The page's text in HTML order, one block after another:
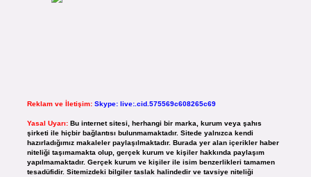
Reklam ve İletişim: Skype: live:.cid.575569c608265c69
Yasal Uyarı: Bu internet sitesi, herhangi bir marka, kurum veya şahıs
şirketi ile hiçbir bağlantısı bulunmamaktadır. Sitede yalnızca kendi
hazırladığımız makaleler paylaşılmaktadır. Burada yer alan içerikler haber
niteliği taşımamakta olup, gerçek kurum ve kişiler hakkında paylaşım
yapılmamaktadır. Gerçek kurum ve kişiler ile isim benzerlikleri tamamen
tesadüfidir. Sitemizdeki bilgiler taslak halindedir ve tavsiye niteliği